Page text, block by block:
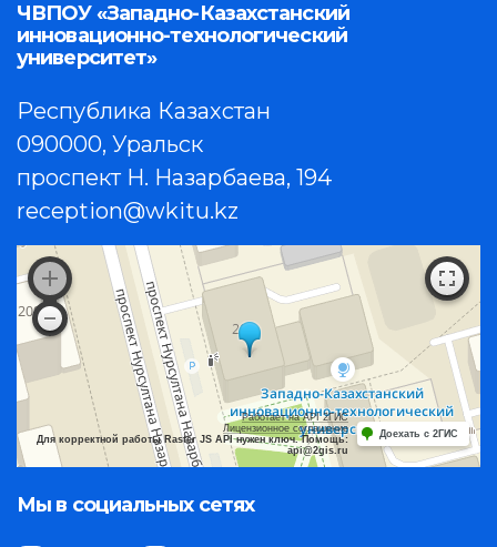
ЧВПОУ «Западно-Казахстанский
инновационно-технологический
университет»
Республика Казахстан
090000, Уральск
проспект Н. Назарбаева, 194
reception@wkitu.kz
Работает на API 2ГИС
Лицензионное соглашение
Для корректной работы Raster JS API нужен ключ. Помощь:
api@2gis.ru
Доехать с 2ГИС
Мы в социальных сетях